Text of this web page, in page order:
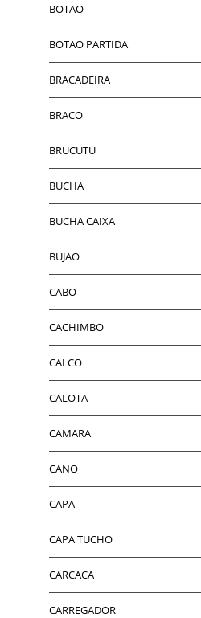
BOTAO
BOTAO PARTIDA
BRACADEIRA
BRACO
BRUCUTU
BUCHA
BUCHA CAIXA
BUJAO
CABO
CACHIMBO
CALCO
CALOTA
CAMARA
CANO
CAPA
CAPA TUCHO
CARCACA
CARREGADOR